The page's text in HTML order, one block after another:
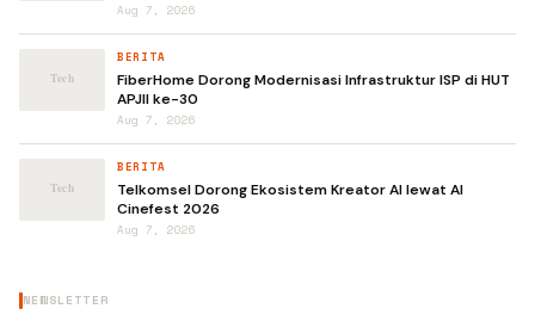
Aug 7, 2026
BERITA
FiberHome Dorong Modernisasi Infrastruktur ISP di HUT
APJII ke-30
Aug 7, 2026
BERITA
Telkomsel Dorong Ekosistem Kreator AI lewat AI
Cinefest 2026
Aug 7, 2026
NEWSLETTER